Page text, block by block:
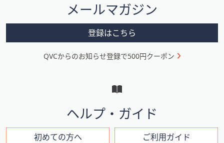
メ
ニ
ン
メールマガジン
登録はこちら
QVCからのお知らせ登録で500円クーポン
ヘルプ・ガイド
初めての方へ ご利用ガイド